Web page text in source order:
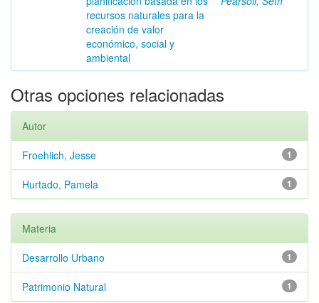
recursos naturales para la
creación de valor
económico, social y
ambiental
Otras opciones relacionadas
Autor
1
Froehlich, Jesse
1
Hurtado, Pamela
Materia
1
Desarrollo Urbano
1
Patrimonio Natural